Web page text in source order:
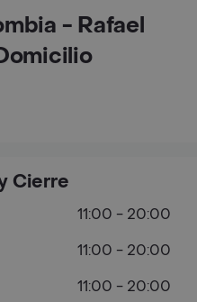
- Rafael
Cierre
11:00 - 20:00
11:00 - 20:00
11:00 - 20:00